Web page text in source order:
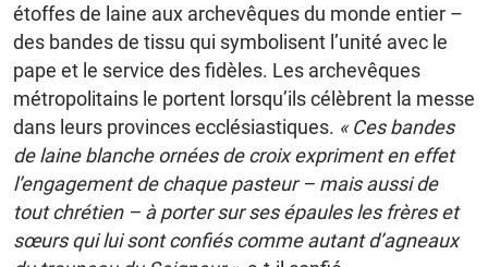
étoffes de laine aux archevêques du monde entier –
des bandes de tissu qui symbolisent l’unité avec le
pape et le service des fidèles. Les archevêques
métropolitains le portent lorsqu’ils célèbrent la messe
dans leurs provinces ecclésiastiques. « Ces bandes
de laine blanche ornées de croix expriment en effet
l’engagement de chaque pasteur – mais aussi de
tout chrétien – à porter sur ses épaules les frères et
sœurs qui lui sont confiés comme autant d’agneaux